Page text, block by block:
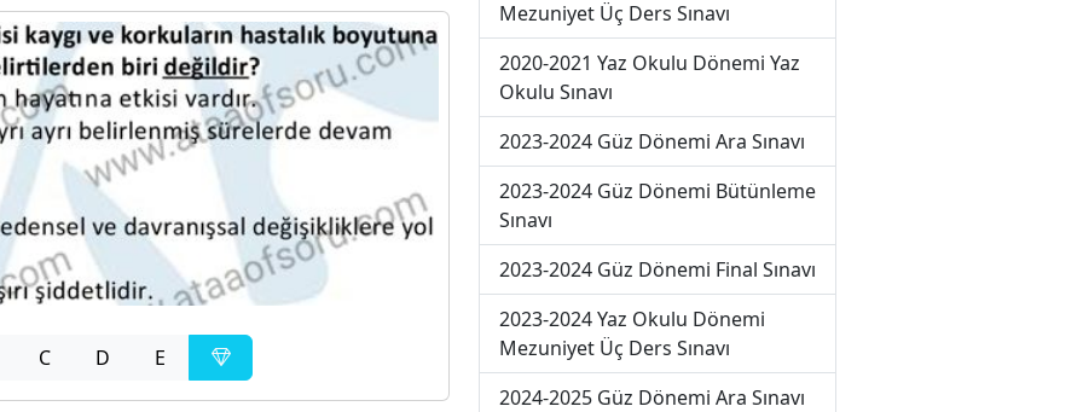
C D E
Mezuniyet Üç Ders Sınavı
2020-2021 Yaz Okulu Dönemi Yaz
Okulu Sınavı
2023-2024 Güz Dönemi Ara Sınavı
2023-2024 Güz Dönemi Bütünleme
Sınavı
2023-2024 Güz Dönemi Final Sınavı
2023-2024 Yaz Okulu Dönemi
Mezuniyet Üç Ders Sınavı
2024-2025 Güz Dönemi Ara Sınavı